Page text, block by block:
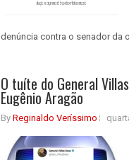
denúncia contra o senador da
O tuíte do General
Eugênio Aragão
By Reginaldo Veríssimo